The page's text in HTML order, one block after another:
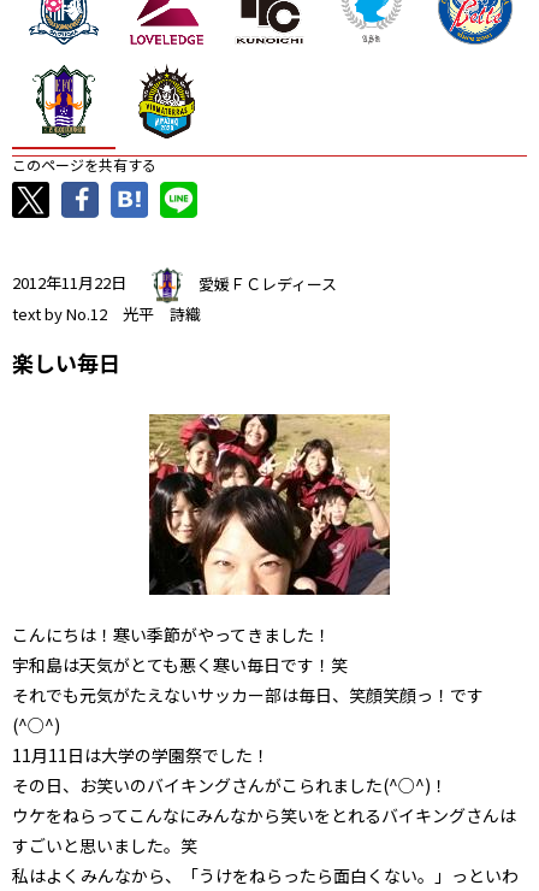
このページを共有する
2012年11月22日
愛媛ＦＣレディース
text by No.12 光平 詩織
楽しい毎日
こんにちは！寒い季節がやってきました！
宇和島は天気がとても悪く寒い毎日です！笑
それでも元気がたえないサッカー部は毎日、笑顔笑顔っ！です
(^○^)
11月11日は大学の学園祭でした！
その日、お笑いのバイキングさんがこられました(^○^)！
ウケをねらってこんなにみんなから笑いをとれるバイキングさんは
すごいと思いました。笑
私はよくみんなから、「うけをねらったら面白くない。」っといわ